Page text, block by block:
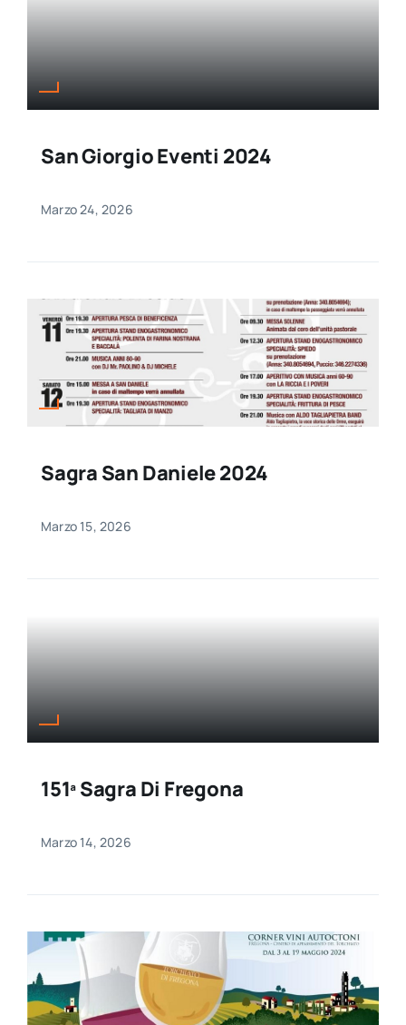
San Giorgio Eventi 2024
Marzo 24, 2026
Sagra San Daniele 2024
Marzo 15, 2026
151ª Sagra Di Fregona
Marzo 14, 2026